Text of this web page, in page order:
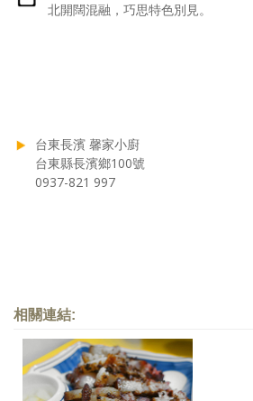
北開闊混融，巧思特色別見。
台東長濱 馨家小廚
台東縣長濱鄉100號
0937-821 997
相關連結: